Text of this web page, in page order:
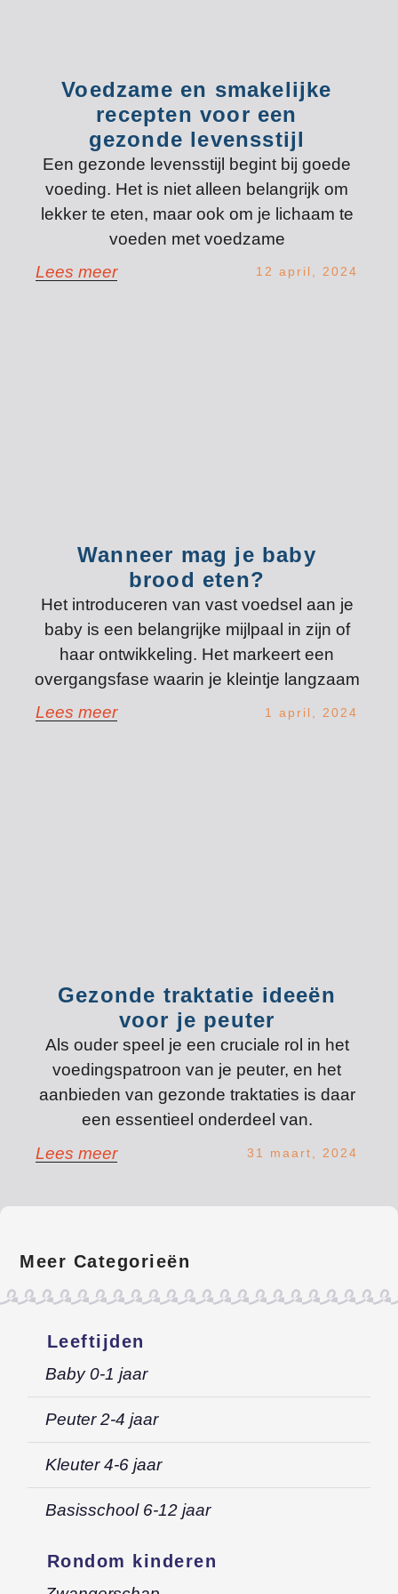
Voedzame en smakelijke
recepten voor een
gezonde levensstijl
Een gezonde levensstijl begint bij goede
voeding. Het is niet alleen belangrijk om
lekker te eten, maar ook om je lichaam te
voeden met voedzame
Lees meer
12 april, 2024
Wanneer mag je baby
brood eten?
Het introduceren van vast voedsel aan je
baby is een belangrijke mijlpaal in zijn of
haar ontwikkeling. Het markeert een
overgangsfase waarin je kleintje langzaam
Lees meer
1 april, 2024
Gezonde traktatie ideeën
voor je peuter
Als ouder speel je een cruciale rol in het
voedingspatroon van je peuter, en het
aanbieden van gezonde traktaties is daar
een essentieel onderdeel van.
Lees meer
31 maart, 2024
Meer Categorieën
Leeftijden
Baby 0-1 jaar
Peuter 2-4 jaar
Kleuter 4-6 jaar
Basisschool 6-12 jaar
Rondom kinderen